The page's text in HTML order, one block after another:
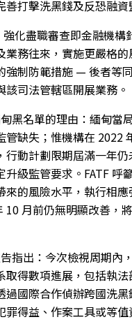
善打擊洗黑錢及反恐融資
強化盡職審查即金融機構
業務往來，實施更嚴格
強制防範措施 — 後者等
該司法管轄區開展業務。
黑名單的理由：緬甸當
管缺失；惟機構在 2022
行動計劃限期屆滿一年
升級監管要求。FATF 呼
來的風險水平，執行相應
10 月前仍無明顯改善，
指出：今次檢視周期內
取得數項進展，包括執
過國際合作偵辦跨國洗黑
罪得益、作案工具或等值